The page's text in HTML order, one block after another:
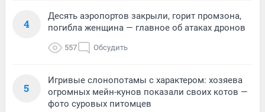
4
Десять аэропортов закрыли, горит промзона,
погибла женщина — главное об атаках дронов
557 Обсудить
5
Игривые слонопотамы с характером: хозяева
огромных мейн-кунов показали своих котов —
фото суровых питомцев